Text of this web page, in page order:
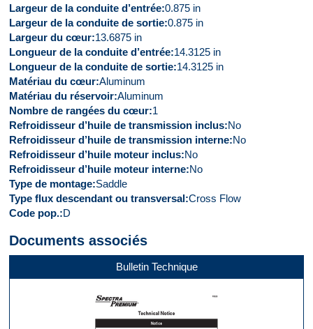
Largeur de la conduite d’entrée 0.875 in
Largeur de la conduite de sortie 0.875 in
Largeur du cœur 13.6875 in
Longueur de la conduite d’entrée 14.3125 in
Longueur de la conduite de sortie 14.3125 in
Matériau du cœur Aluminum
Matériau du réservoir Aluminum
Nombre de rangées du cœur 1
Refroidisseur d’huile de transmission inclus No
Refroidisseur d’huile de transmission interne No
Refroidisseur d’huile moteur inclus No
Refroidisseur d’huile moteur interne No
Type de montage Saddle
Type flux descendant ou transversal Cross Flow
Code pop. D
Documents associés
Bulletin Technique